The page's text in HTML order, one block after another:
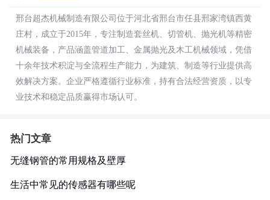
邢台超杰机械制造有限公司位于河北省邢台市任县邢家湾镇西黄
庄村，成立于2015年，专注制造套丝机、切管机、抛光机等精密
机械装备，产品涵盖管道加工、金属抛光及木工机械领域，凭借
十余年技术积淀与全流程生产能力，为建筑、制造等行业提供高
效解决方案。企业严格遵循行业标准，持有合法经营资质，以专
业技术和稳定品质赢得市场认可。
热门文章
无缝钢管的常用规格及壁厚
生活中常见的传感器有哪些呢